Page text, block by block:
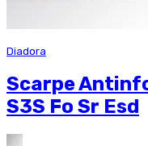
Diadora
Scarpe
S3S Fo Sr Esd